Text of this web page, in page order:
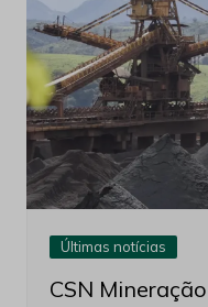
Últimas notícias
CSN